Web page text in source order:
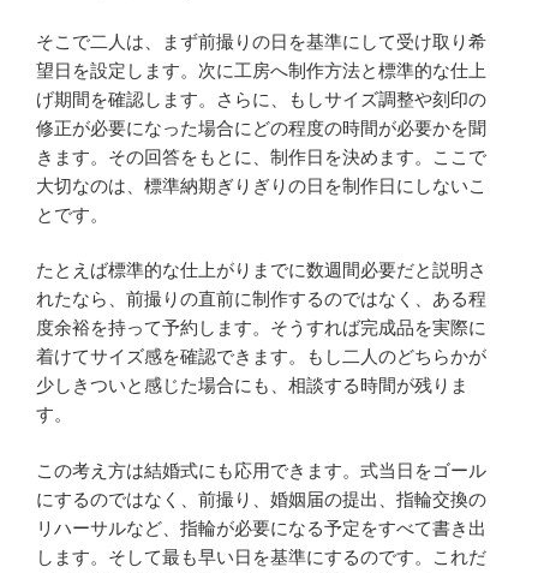
そこで二人は、まず前撮りの日を基準にして受け取り希
望日を設定します。次に工房へ制作方法と標準的な仕上
げ期間を確認します。さらに、もしサイズ調整や刻印の
修正が必要になった場合にどの程度の時間が必要かを聞
きます。その回答をもとに、制作日を決めます。ここで
大切なのは、標準納期ぎりぎりの日を制作日にしないこ
とです。
たとえば標準的な仕上がりまでに数週間必要だと説明さ
れたなら、前撮りの直前に制作するのではなく、ある程
度余裕を持って予約します。そうすれば完成品を実際に
着けてサイズ感を確認できます。もし二人のどちらかが
少しきついと感じた場合にも、相談する時間が残りま
す。
この考え方は結婚式にも応用できます。式当日をゴール
にするのではなく、前撮り、婚姻届の提出、指輪交換の
リハーサルなど、指輪が必要になる予定をすべて書き出
します。そして最も早い日を基準にするのです。これだ